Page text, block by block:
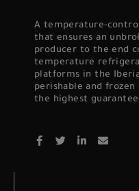
A temperature-
that ensures an
producer to the end
temperature
platforms in the
perishable and
the highest